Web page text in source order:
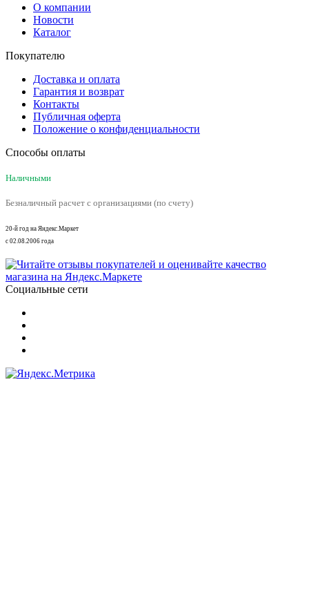
О компании
Новости
Каталог
Покупателю
Доставка и оплата
Гарантия и возврат
Контакты
Публичная оферта
Положение о конфиденциальности
Способы оплаты
Наличными
Безналичный расчет с организациями (по счету)
20-й год на Яндекс.Маркет
с 02.08.2006 года
Социальные сети